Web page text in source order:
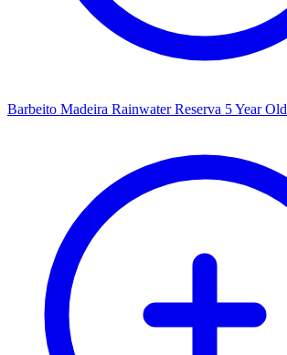
Barbeito Madeira Rainwater Reserva 5 Year Old